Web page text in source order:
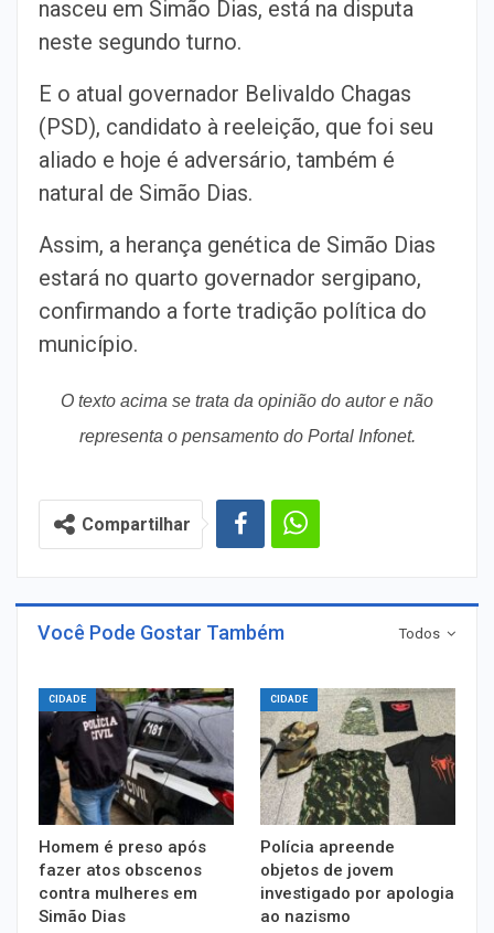
nasceu em Simão Dias, está na disputa
neste segundo turno.
E o atual governador Belivaldo Chagas
(PSD), candidato à reeleição, que foi seu
aliado e hoje é adversário, também é
natural de Simão Dias.
Assim, a herança genética de Simão Dias
estará no quarto governador sergipano,
confirmando a forte tradição política do
município.
O texto acima se trata da opinião do autor e não
representa o pensamento do Portal Infonet.
Compartilhar
Todos
Você Pode Gostar Também
CIDADE
Homem é preso após
fazer atos obscenos
contra mulheres em
Simão Dias
CIDADE
Polícia apreende
objetos de jovem
investigado por apologia
ao nazismo